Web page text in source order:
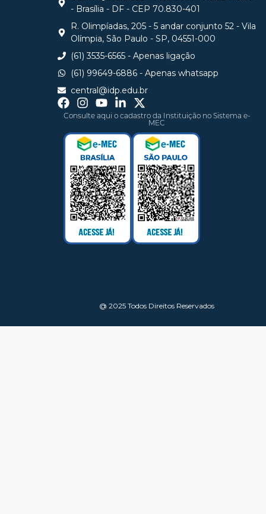
- Brasília - DF - CEP 70.830-401
R. Olimpíadas, 205 - 5 andar conjunto 52 - Vila
Olímpia, São Paulo - SP, 04551-000
(61) 3535-6565 - Apenas ligação
(61) 99649-6886 - Apenas whatsapp
central@idp.edu.br
Consulte aqui o cadastro da Instituição no Sistema e-
MEC
@ 2025 Todos Direitos Reservados